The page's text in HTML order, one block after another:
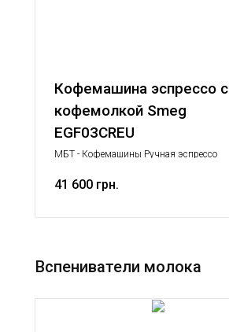
Кофемашина эспрессо с
кофемолкой Smeg
EGF03CREU
МБТ - Кофемашины Ручная эспрессо
41 600 грн.
Вспениватели молока